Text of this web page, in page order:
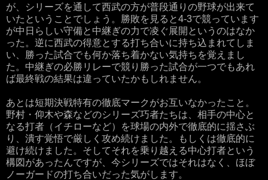
が、シリーズを通して西武の方が普段通りの野球が出来て
いたということでしょう。勝敗を見ると4-3で競っています
が中日らしい守備と中継ぎの力で凌ぐ展開というのはなか
った。逆に西武の得意とする打ち合いに持ち込まれてしま
い、勝った試合でも何か落ち着かない気持ちを覚えまし
た。中継ぎの必勝リレーで競り勝った試合が一つでもあれ
ば最終戦の結果は違っていたかもしれません。
あとは短期決戦特有の徹底マークがお互いなかったこと。
野村・仰木や森などのシリーズ巧者たちは、相手の中心と
なる打者（イチローなど）を球場の内外で徹底的に揺さぶ
り、潰す覚悟で厳しく攻め続けました。もしくは徹底的に
避け続けました。そしてそれを乗り越える中心打者という
構図があったんですが、今シリーズではそれはなく、ほぼ
ノーガードの打ち合いだった気がします。